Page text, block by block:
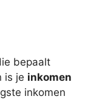
bepaalt
is je inkomen
inkomen